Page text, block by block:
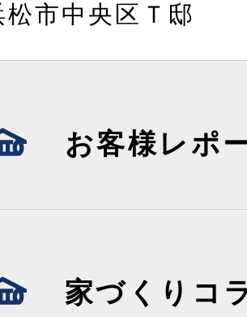
松市中央区Ｔ邸
お客様レポ
家づくりコ